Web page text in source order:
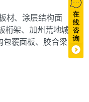
材、涂层结构面
桁架、加州荒地城
包覆面板、胶合梁